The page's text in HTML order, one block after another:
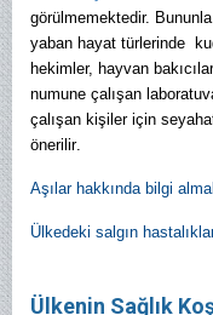
görülmemektedir.
yaban hayat türlerinde
hekimler, hayvan
numune çalışan
çalışan kişiler için
önerilir.
Aşılar hakkında bilgi
Ülkedeki salgın
Ülkenin Sağlık